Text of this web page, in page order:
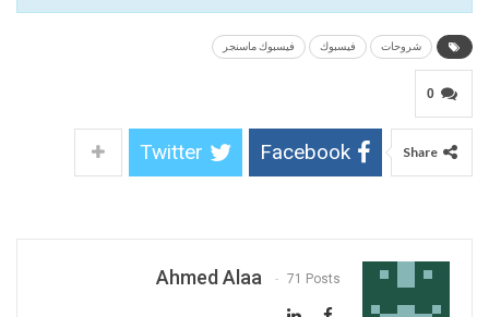
شروحات فيسبوك فيسبوك ماسنجر
0
Share
Facebook
Twitter
Ahmed Alaa 71 Posts